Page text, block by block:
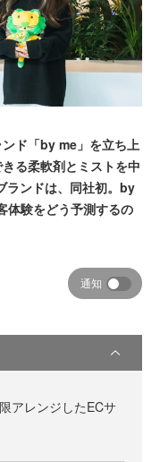
ド「by me」を立ち上
る柔軟剤とミストを中
ランドは、同社初。by
体験をどう予測するの
通知
アレンジしたECサ